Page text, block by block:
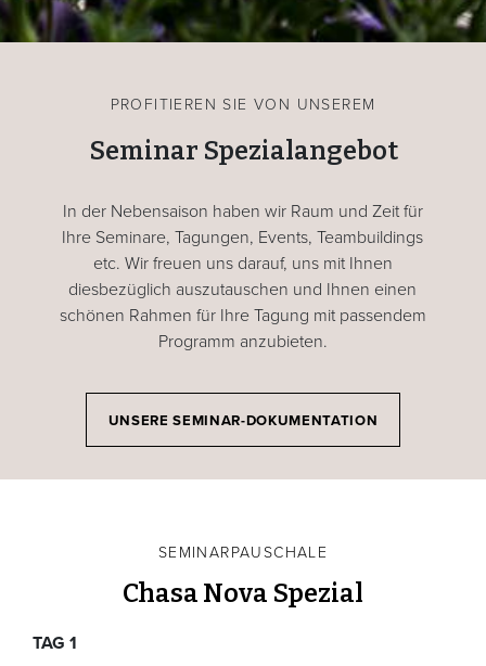
PROFITIEREN SIE VON UNSEREM
Seminar Spezialangebot
In der Nebensaison haben wir Raum und Zeit für
Ihre Seminare, Tagungen, Events, Teambuildings
etc. Wir freuen uns darauf, uns mit Ihnen
diesbezüglich auszutauschen und Ihnen einen
schönen Rahmen für Ihre Tagung mit passendem
Programm anzubieten.
UNSERE SEMINAR-DOKUMENTATION
SEMINARPAUSCHALE
Chasa Nova Spezial
TAG 1